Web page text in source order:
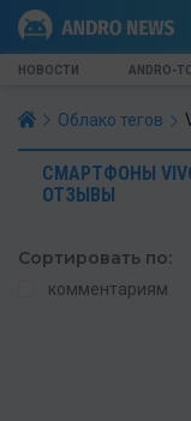
НОВОСТИ ANDRO-
Облако тегов
СМАРТФОНЫ
ОТЗЫВЫ
Сортировать по:
комментариям